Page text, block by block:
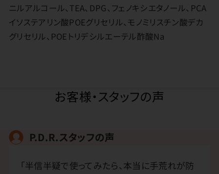
ニルアルコール、TEA、DPG、フェノキシエタノール、PCA
イソステアリン酸POEグリセリル、モノミリスチン酸デカ
グリセリル、POEトリデシルエーテル酢酸Na
お客様・スタッフの声
P.D.R.スタッフの声
「半信半疑で使ってみたら、本当に手荒れが防